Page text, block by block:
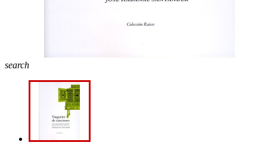
search